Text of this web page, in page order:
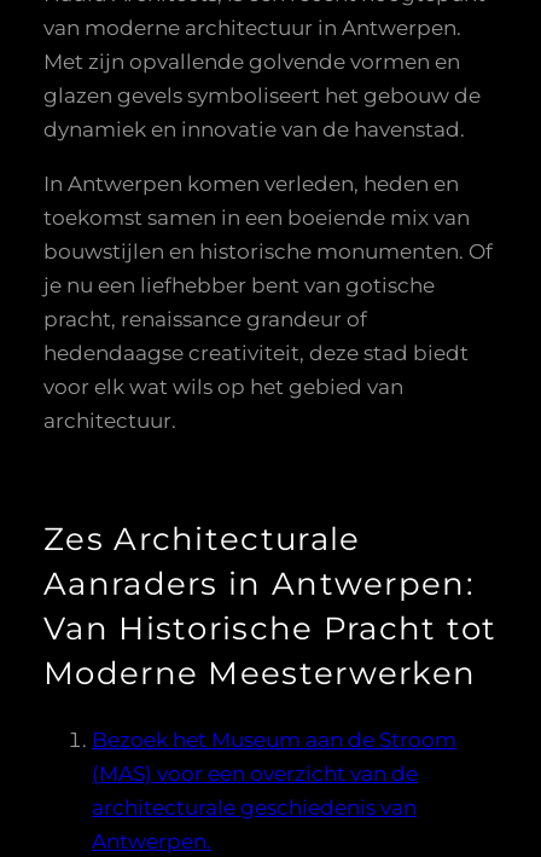
van moderne architectuur in Antwerpen.
Met zijn opvallende golvende vormen en
glazen gevels symboliseert het gebouw de
dynamiek en innovatie van de havenstad.
In Antwerpen komen verleden, heden en
toekomst samen in een boeiende mix van
bouwstijlen en historische monumenten. Of
je nu een liefhebber bent van gotische
pracht, renaissance grandeur of
hedendaagse creativiteit, deze stad biedt
voor elk wat wils op het gebied van
architectuur.
Zes Architecturale
Aanraders in Antwerpen:
Van Historische Pracht tot
Moderne Meesterwerken
Bezoek het Museum aan de Stroom
(MAS) voor een overzicht van de
architecturale geschiedenis van
Antwerpen.